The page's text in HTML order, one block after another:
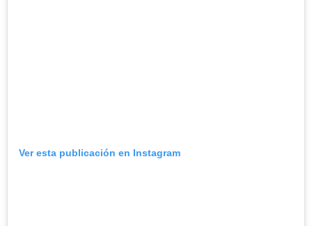
Ver esta publicación en Instagram